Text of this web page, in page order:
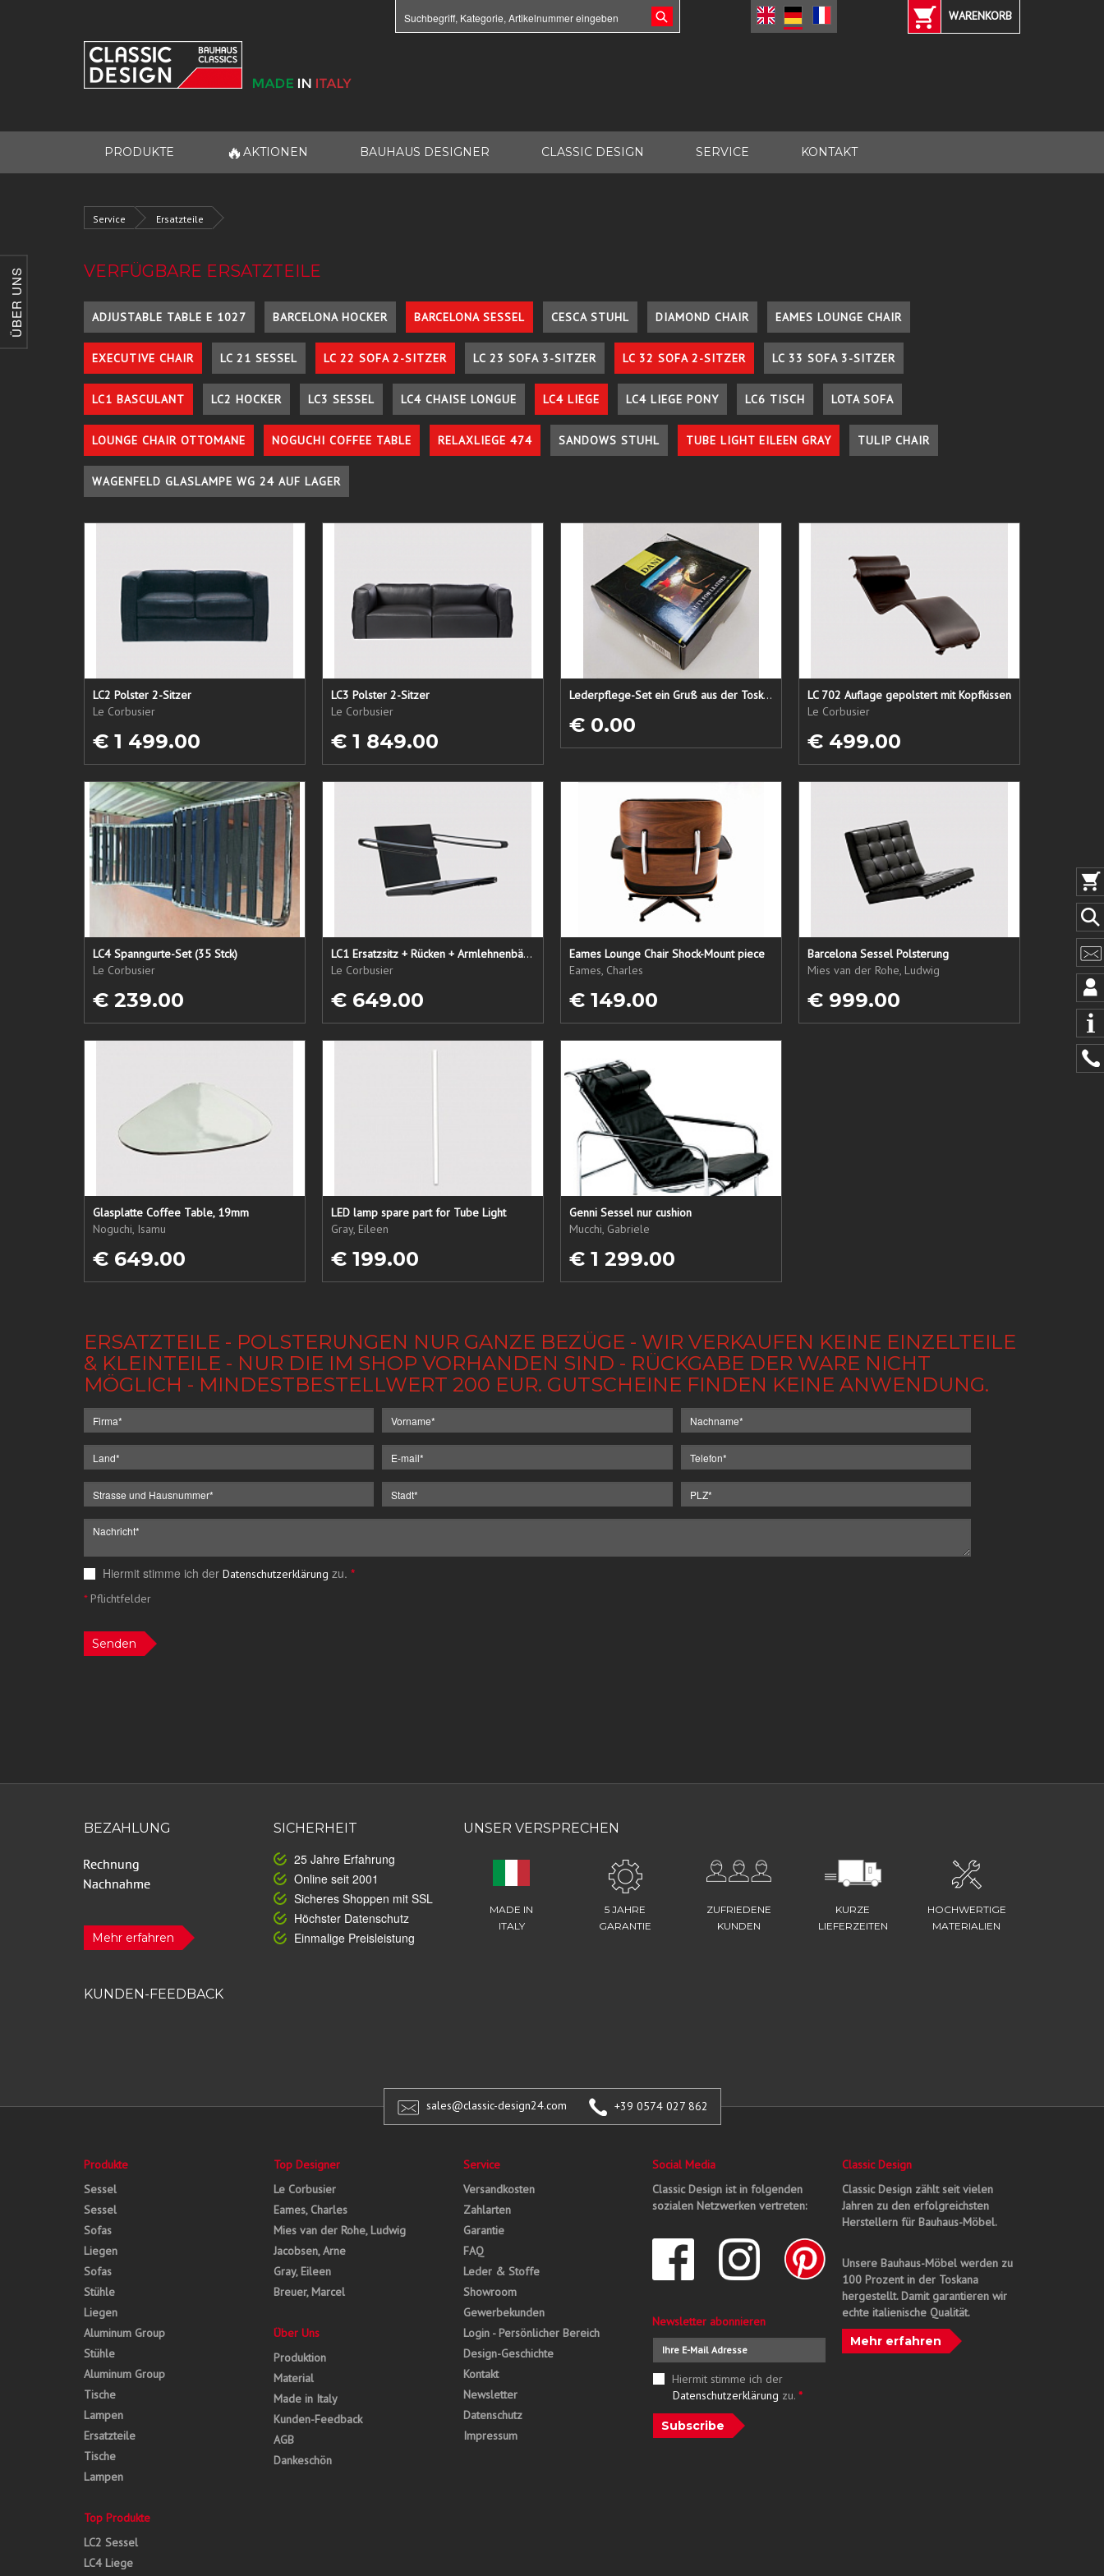
ÜBER UNS
WARENKORB
PRODUKTE 🔥 AKTIONEN BAUHAUS DESIGNER CLASSIC DESIGN SERVICE KONTAKT
Service Ersatzteile
VERFÜGBARE ERSATZTEILE
ADJUSTABLE TABLE E 1027 BARCELONA HOCKER BARCELONA SESSEL CESCA STUHL DIAMOND CHAIR EAMES LOUNGE CHAIR
EXECUTIVE CHAIR LC 21 SESSEL LC 22 SOFA 2-SITZER LC 23 SOFA 3-SITZER LC 32 SOFA 2-SITZER LC 33 SOFA 3-SITZER
LC1 BASCULANT LC2 HOCKER LC3 SESSEL LC4 CHAISE LONGUE LC4 LIEGE LC4 LIEGE PONY LC6 TISCH LOTA SOFA
LOUNGE CHAIR OTTOMANE NOGUCHI COFFEE TABLE RELAXLIEGE 474 SANDOWS STUHL TUBE LIGHT EILEEN GRAY TULIP CHAIR
WAGENFELD GLASLAMPE WG 24 AUF LAGER
LC2 Polster 2-Sitzer
Le Corbusier
€ 1 499.00
LC3 Polster 2-Sitzer
Le Corbusier
€ 1 849.00
Lederpflege-Set ein Gruß aus der Toskana...
€ 0.00
LC 702 Auflage gepolstert mit Kopfkissen
Le Corbusier
€ 499.00
LC4 Spanngurte-Set (35 Stck)
Le Corbusier
€ 239.00
LC1 Ersatzsitz + Rücken + Armlehnenbänder
Le Corbusier
€ 649.00
Eames Lounge Chair Shock-Mount piece
Eames, Charles
€ 149.00
Barcelona Sessel Polsterung
Mies van der Rohe, Ludwig
€ 999.00
Glasplatte Coffee Table, 19mm
Noguchi, Isamu
€ 649.00
LED lamp spare part for Tube Light
Gray, Eileen
€ 199.00
Genni Sessel nur cushion
Mucchi, Gabriele
€ 1 299.00
ERSATZTEILE - POLSTERUNGEN NUR GANZE BEZÜGE - WIR VERKAUFEN KEINE EINZELTEILE
& KLEINTEILE - NUR DIE IM SHOP VORHANDEN SIND - RÜCKGABE DER WARE NICHT
MÖGLICH - MINDESTBESTELLWERT 200 EUR. GUTSCHEINE FINDEN KEINE ANWENDUNG.
Hiermit stimme ich der Datenschutzerklärung zu. *
*Pflichtfelder
Senden
BEZAHLUNG
Mehr erfahren
SICHERHEIT
25 Jahre Erfahrung
Online seit 2001
Sicheres Shoppen mit SSL
Höchster Datenschutz
Einmalige Preisleistung
UNSER VERSPRECHEN
MADE IN
ITALY
5 JAHRE
GARANTIE
ZUFRIEDENE
KUNDEN
KURZE
LIEFERZEITEN
HOCHWERTIGE
MATERIALIEN
KUNDEN-FEEDBACK
sales@classic-design24.com +39 0574 027 862
Produkte
Sessel
Sessel
Sofas
Liegen
Sofas
Stühle
Liegen
Aluminum Group
Stühle
Aluminum Group
Tische
Lampen
Ersatzteile
Tische
Lampen
Top Produkte
LC2 Sessel
LC4 Liege
Top Designer
Le Corbusier
Eames, Charles
Mies van der Rohe, Ludwig
Jacobsen, Arne
Gray, Eileen
Breuer, Marcel
Über Uns
Produktion
Material
Made in Italy
Kunden-Feedback
AGB
Dankeschön
Service
Versandkosten
Zahlarten
Garantie
FAQ
Leder & Stoffe
Showroom
Gewerbekunden
Login - Persönlicher Bereich
Design-Geschichte
Kontakt
Newsletter
Datenschutz
Impressum
Social Media
Classic Design ist in folgenden
sozialen Netzwerken vertreten:
Newsletter abonnieren
Hiermit stimme ich der
Datenschutzerklärung zu. *
Subscribe
Classic Design
Classic Design zählt seit vielen
Jahren zu den erfolgreichsten
Herstellern für Bauhaus-Möbel.
Unsere Bauhaus-Möbel werden zu
100 Prozent in der Toskana
hergestellt. Damit garantieren wir
echte italienische Qualität.
Mehr erfahren